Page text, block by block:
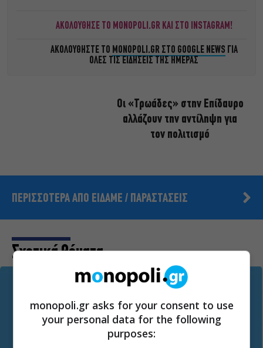
ΑΚΟΛΟΥΘΗΣΕ ΤΟ MONOPOLI.GR ΚΑΙ ΣΤΟ INSTAGRAM!
ΑΚΟΛΟΥΘΗΣΤΕ ΤΟ MONOPOLI.GR ΣΤΟ GOOGLE NEWS ΓΙΑ
ΟΛΕΣ ΤΙΣ ΕΙΔΗΣΕΙΣ ΤΗΣ ΗΜΕΡΑΣ
Οι «Τρωάδες» στην Επίδαυρο
αλλάζουν την αντίληψη για
τον πολιτισμό
ΠΕΡΙΣΣΟΤΕΡΑ ΑΠΟ ΕΙΔΑΜΕ / ΠΑΡΑΣΤΑΣΕΙΣ
Σχετικά Θέματα
monopoli.gr asks for your consent to use
your personal data for the following
purposes: